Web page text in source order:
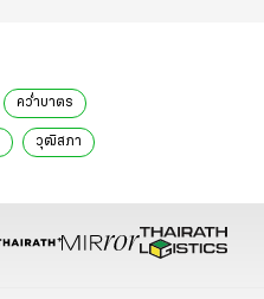
คว่ำบาตร
วุฒิสภา